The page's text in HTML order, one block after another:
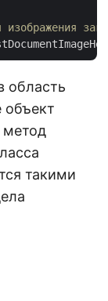
область
объект
метод
такими